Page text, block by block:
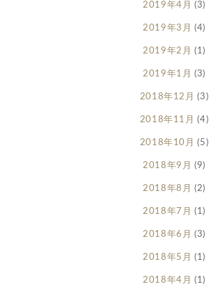
2019年4月 (3)
2019年3月 (4)
2019年2月 (1)
2019年1月 (3)
2018年12月 (3)
2018年11月 (4)
2018年10月 (5)
2018年9月 (9)
2018年8月 (2)
2018年7月 (1)
2018年6月 (3)
2018年5月 (1)
2018年4月 (1)